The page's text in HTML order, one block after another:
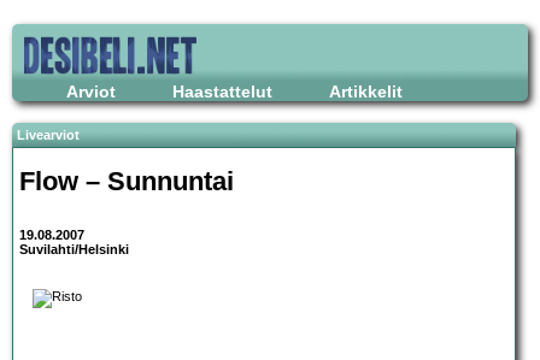
Arviot Haastattelut Artikkelit
Livearviot
Flow – Sunnuntai
19.08.2007
Suvilahti/Helsinki